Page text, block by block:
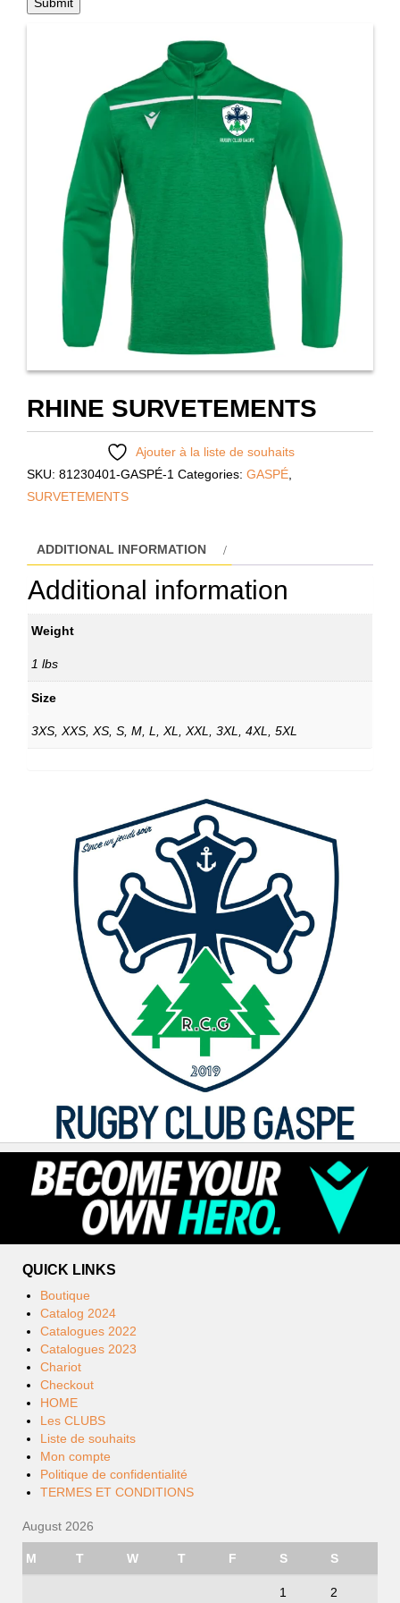
RHINE SURVETEMENTS
Ajouter à la liste de souhaits
SKU: 81230401-GASPÉ-1 Categories: GASPÉ,
SURVETEMENTS
ADDITIONAL INFORMATION
Additional information
Weight
1 lbs
Size
3XS, XXS, XS, S, M, L, XL, XXL, 3XL, 4XL, 5XL
QUICK LINKS
Boutique
Catalog 2024
Catalogues 2022
Catalogues 2023
Chariot
Checkout
HOME
Les CLUBS
Liste de souhaits
Mon compte
Politique de confidentialité
TERMES ET CONDITIONS
August 2026
M T W T F S S
1 2